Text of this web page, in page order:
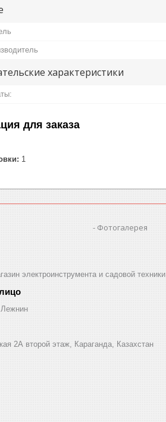
характеристики
для заказа
1
Фотогалерея
электроинструмента и садовой техники
2А второй этаж, Караганда, Казахстан